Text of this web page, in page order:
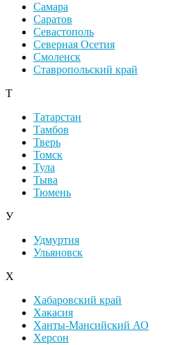
Самара
Саратов
Севастополь
Северная Осетия
Смоленск
Ставропольский край
Т
Татарстан
Тамбов
Тверь
Томск
Тула
Тыва
Тюмень
У
Удмуртия
Ульяновск
Х
Хабаровский край
Хакасия
Ханты-Мансийский АО
Херсон